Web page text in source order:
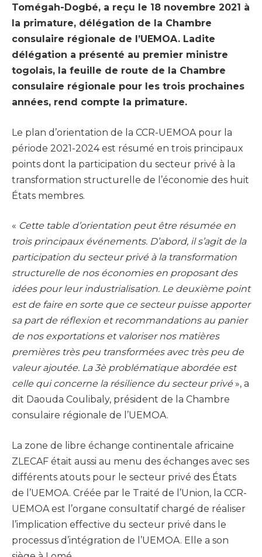
Tomégah-Dogbé, a reçu le 18 novembre 2021 à
la primature, délégation de la Chambre
consulaire régionale de l’UEMOA. Ladite
délégation a présenté au premier ministre
togolais, la feuille de route de la Chambre
consulaire régionale pour les trois prochaines
années, rend compte la primature.
Le plan d’orientation de la CCR-UEMOA pour la
période 2021-2024 est résumé en trois principaux
points dont la participation du secteur privé à la
transformation structurelle de l’économie des huit
États membres.
« Cette table d’orientation peut être résumée en
trois principaux événements. D’abord, il s’agit de la
participation du secteur privé à la transformation
structurelle de nos économies en proposant des
idées pour leur industrialisation. Le deuxième point
est de faire en sorte que ce secteur puisse apporter
sa part de réflexion et recommandations au panier
de nos exportations et valoriser nos matières
premières très peu transformées avec très peu de
valeur ajoutée. La 3è problématique abordée est
celle qui concerne la résilience du secteur privé », a
dit Daouda Coulibaly, président de la Chambre
consulaire régionale de l’UEMOA.
La zone de libre échange continentale africaine
ZLECAF était aussi au menu des échanges avec ses
différents atouts pour le secteur privé des États
de l’UEMOA. Créée par le Traité de l’Union, la CCR-
UEMOA est l’organe consultatif chargé de réaliser
l’implication effective du secteur privé dans le
processus d’intégration de l’UEMOA. Elle a son